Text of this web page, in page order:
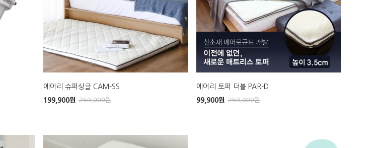
에어리 슈퍼싱글 CAM-SS
199,900원 259,000원
에어리 토퍼 더블 PAR-D
99,900원 259,000원